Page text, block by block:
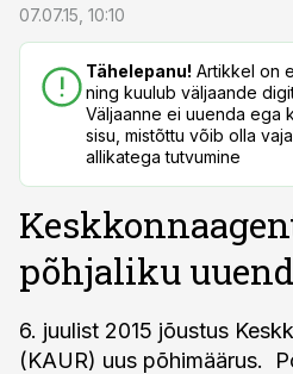
07.07.15, 10:10
Tähelepanu! Artikkel on
ning kuulub väljaande
Väljaanne ei uuenda ega
sisu, mistõttu võib olla
allikatega tutvumine
põhjaliku
6. juulist 2015 jõustus
(KAUR) uus põhimäärus.